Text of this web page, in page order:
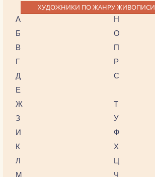
ХУДОЖНИКИ ПО ЖАНРУ ЖИВОПИСИ
А
Б
В
Г
Д
Е
Ж
З
И
К
Л
М
Н
О
П
Р
С
Т
У
Ф
Х
Ц
Ч